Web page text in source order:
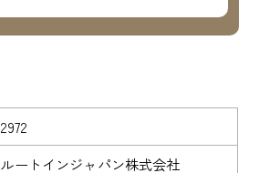
2972
ルートインジャパン株式会社